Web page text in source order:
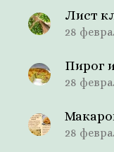
Лист
28
Пирог
28
28